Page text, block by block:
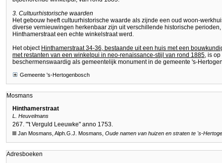
3. Cultuurhistorische waarden
Het gebouw heeft cultuurhistorische waarde als zijnde een oud woon-
diverse vernieuwingen herkenbaar zijn uit verschillende historische
Hinthamerstraat een echte winkelstraat werd.
Het object Hinthamerstraat 34-36, bestaande uit een huis met een
met restanten van een winkelpui in neo-renaissance-stijl van rond 1885, is
beschermenswaardig als gemeentelijk monument in de gemeente 's-
Gemeente 's-Hertogenbosch
Mosmans
Hinthamerstraat
L. Heuvelmans
267. "'t Verguld Leeuwke" anno 1753.
Jan Mosmans, Alph.G.J. Mosmans, Oude namen van huizen en straten te 's-
Adresboeken